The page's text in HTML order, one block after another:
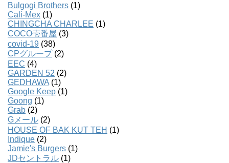
Bulgogi Brothers (1)
Cali-Mex (1)
CHINGCHA CHARLEE (1)
COCO壱番屋 (3)
covid-19 (38)
CPグループ(2)
EEC (4)
GARDEN 52 (2)
GEDHAWA (1)
Google Keep (1)
Goong (1)
Grab (2)
Gメール (2)
HOUSE OF BAK KUT TEH (1)
Indique (2)
Jamie's Burgers (1)
JDセントラル (1)